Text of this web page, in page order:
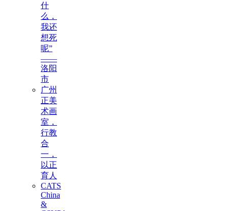
什
么，
我还
想死
呢”
——
洛阳
市
广州
正美
术画
室，
行教
合
一，
以正
育人
CATS
China
&